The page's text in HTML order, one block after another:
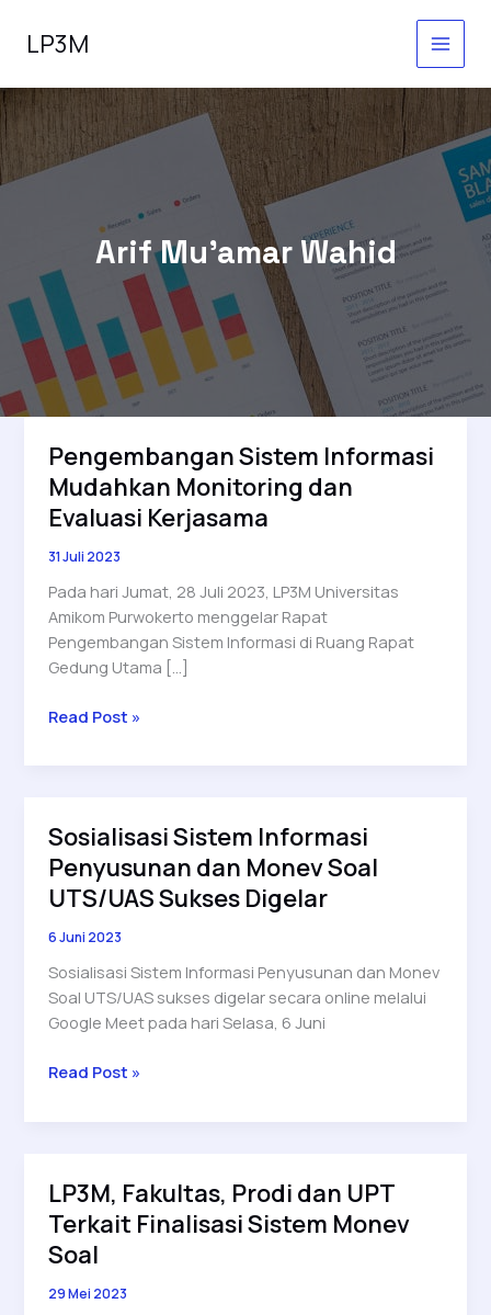
LP3M
Arif Mu'amar Wahid
Pengembangan Sistem Informasi
Mudahkan Monitoring dan
Evaluasi Kerjasama
31 Juli 2023
Pada hari Jumat, 28 Juli 2023, LP3M Universitas
Amikom Purwokerto menggelar Rapat
Pengembangan Sistem Informasi di Ruang Rapat
Gedung Utama […]
Pengembangan
dan
Evaluasi
Kerjasama
Read Post »
Sosialisasi Sistem Informasi
Penyusunan dan Monev Soal
UTS/UAS Sukses Digelar
6 Juni 2023
Sosialisasi Sistem Informasi Penyusunan dan Monev
Soal UTS/UAS sukses digelar secara online melalui
Google Meet pada hari Selasa, 6 Juni
Sosialisasi
Monev
Soal
UTS/UAS
Digelar
Read Post »
LP3M, Fakultas, Prodi dan UPT
Terkait Finalisasi Sistem Monev
Soal
29 Mei 2023